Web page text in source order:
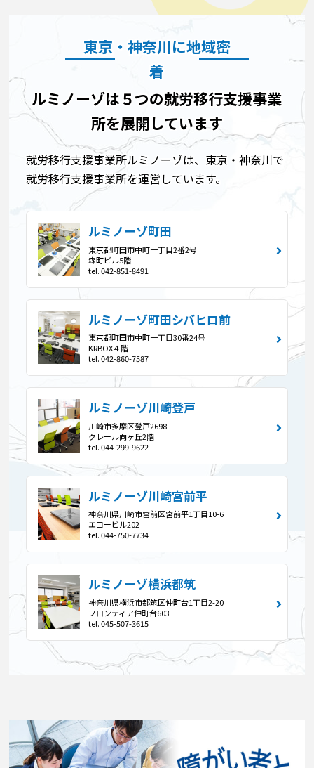
東京・神奈川に地域密
着
ルミノーゾは５つの就労移行支援事業
所を展開しています
就労移行支援事業所ルミノーゾは、東京・神奈川で
就労移行支援事業所を運営しています。
ルミノーゾ町田
東京都町田市中町一丁目2番2号
森町ビル5階
tel. 042-851-8491
ルミノーゾ町田シバヒロ前
東京都町田市中町一丁目30番24号
KRBOX４階
tel. 042-860-7587
ルミノーゾ川崎登戸
川崎市多摩区登戸2698
クレール向ヶ丘2階
tel. 044-299-9622
ルミノーゾ川崎宮前平
神奈川県川崎市宮前区宮前平1丁目10-6
エコービル202
tel. 044-750-7734
ルミノーゾ横浜都筑
神奈川県横浜市都筑区仲町台1丁目2-20
フロンティア仲町台603
tel. 045-507-3615